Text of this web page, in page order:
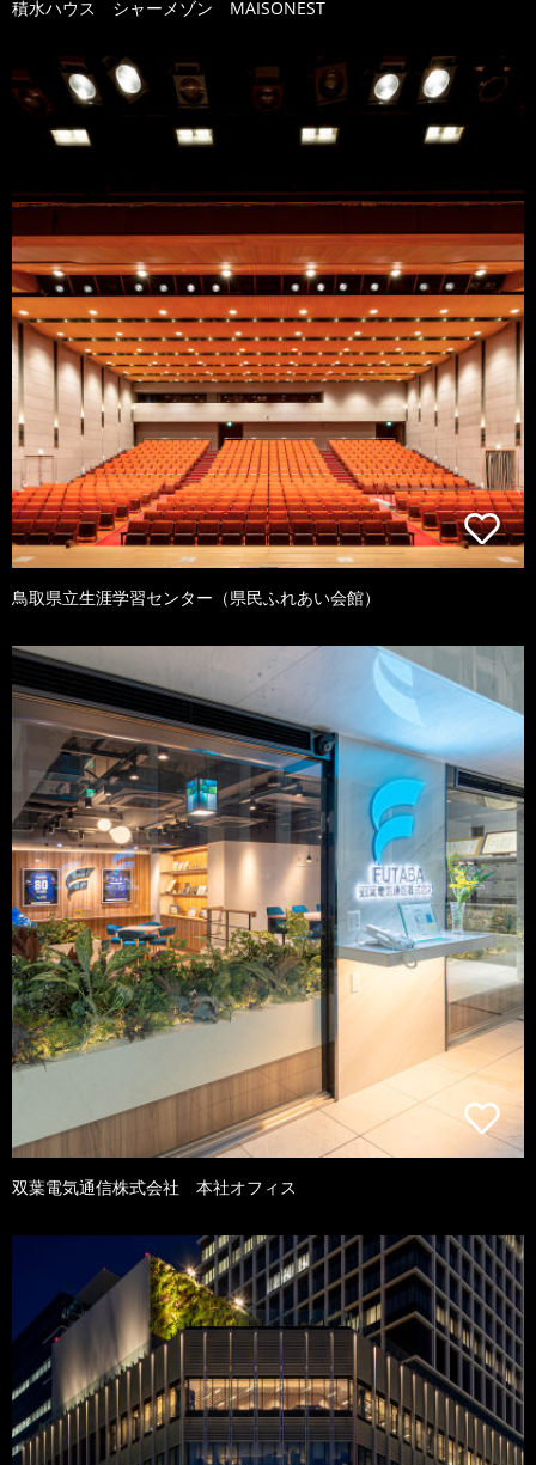
積水ハウス シャーメゾン MAISONEST
鳥取県立生涯学習センター（県民ふれあい会館）
双葉電気通信株式会社 本社オフィス